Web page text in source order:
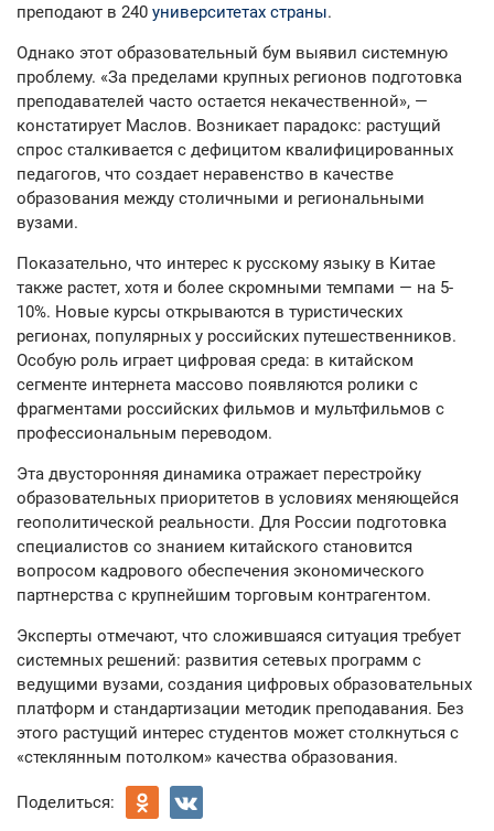
преподают в 240 университетах страны.
Однако этот образовательный бум выявил системную
проблему. «За пределами крупных регионов подготовка
преподавателей часто остается некачественной», —
констатирует Маслов. Возникает парадокс: растущий
спрос сталкивается с дефицитом квалифицированных
педагогов, что создает неравенство в качестве
образования между столичными и региональными
вузами.
Показательно, что интерес к русскому языку в Китае
также растет, хотя и более скромными темпами — на 5-
10%. Новые курсы открываются в туристических
регионах, популярных у российских путешественников.
Особую роль играет цифровая среда: в китайском
сегменте интернета массово появляются ролики с
фрагментами российских фильмов и мультфильмов с
профессиональным переводом.
Эта двусторонняя динамика отражает перестройку
образовательных приоритетов в условиях меняющейся
геополитической реальности. Для России подготовка
специалистов со знанием китайского становится
вопросом кадрового обеспечения экономического
партнерства с крупнейшим торговым контрагентом.
Эксперты отмечают, что сложившаяся ситуация требует
системных решений: развития сетевых программ с
ведущими вузами, создания цифровых образовательных
платформ и стандартизации методик преподавания. Без
этого растущий интерес студентов может столкнуться с
«стеклянным потолком» качества образования.
Поделиться: